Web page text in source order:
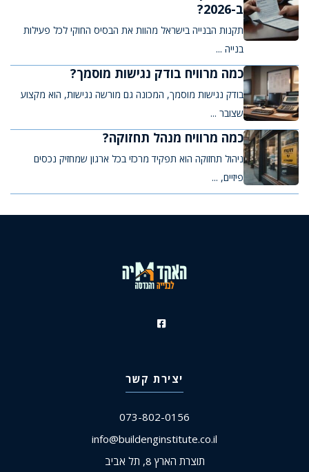
ב-2026?
תקנות הבנייה בישראל מהוות את הבסיס החוקי לכל פעילות
בנייה ...
כמה מרוויח בודק נגישות מוסמך?
בודק נגישות מוסמך, המכונה גם מורשה נגישות, הוא מקצוע
שצובר ...
כמה מרוויח מנהל תחזוקה?
ניהול תחזוקה הוא תפקיד מרכזי בכל ארגון שמחזיק נכסים
פיזיים, ...
יצירת קשר
073-802-0156
info@buildenginstitute.co.il
תוצרת הארץ 8, תל אביב